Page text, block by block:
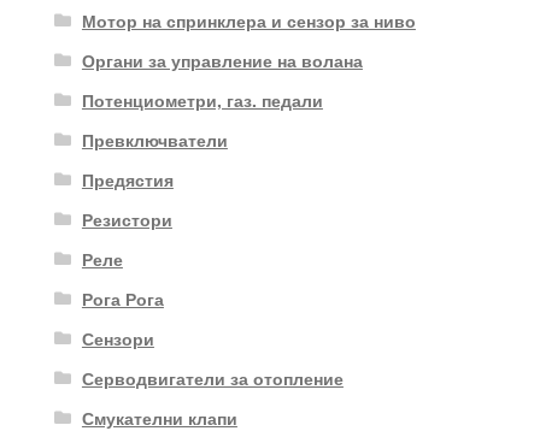
Мотор на спринклера и сензор за ниво
Органи за управление на волана
Потенциометри, газ. педали
Превключватели
Предястия
Резистори
Реле
Рога Рога
Сензори
Серводвигатели за отопление
Смукателни клапи